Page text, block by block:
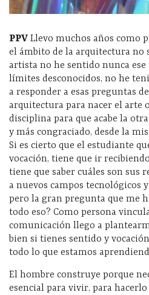
PPV Llevo muchos años como
el ámbito de la arquitectura no
artista no he sentido nunca
límites desconocidos, no he
a responder a esas preguntas
arquitectura para nacer el arte
disciplina para que acabe la
y más congraciado, desde la
Si es cierto que el estudiante
vocación, tiene que ir
tiene que saber cuáles son sus
a nuevos campos tecnológicos
pero la gran pregunta que me
todo eso? Como persona
comunicación llego a
bien si tienes sentido y
todo lo que estamos
El hombre construye porque
esencial para vivir, para